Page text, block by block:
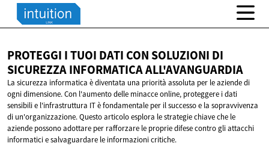
PROTEGGI I TUOI DATI CON SOLUZIONI DI
SICUREZZAINFORMATICA ALL'AVANGUARDIA
La sicurezza informatica è diventata una priorità assoluta per le aziende di
ogni dimensione. Con l'aumento delle minacce online, proteggere i dati
sensibili e l'infrastruttura IT è fondamentale per il successo e la sopravvivenza
di un'organizzazione. Questo articolo esplora le strategie chiave che le
aziende possono adottare per rafforzare le proprie difese contro gli attacchi
informatici e salvaguardare le informazioni critiche.